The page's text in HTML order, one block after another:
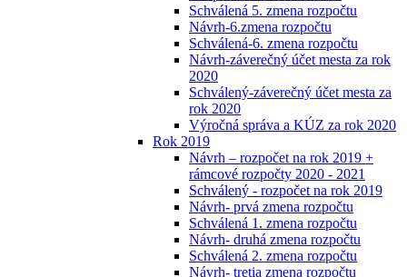
Schválená 5. zmena rozpočtu
Návrh-6.zmena rozpočtu
Schválená-6. zmena rozpočtu
Návrh-záverečný účet mesta za rok
2020
Schválený-záverečný účet mesta za
rok 2020
Výročná správa a KÚZ za rok 2020
Rok 2019
Návrh – rozpočet na rok 2019 +
rámcové rozpočty 2020 - 2021
Schválený - rozpočet na rok 2019
Návrh- prvá zmena rozpočtu
Schválená 1. zmena rozpočtu
Návrh- druhá zmena rozpočtu
Schválená 2. zmena rozpočtu
Návrh- tretia zmena rozpočtu